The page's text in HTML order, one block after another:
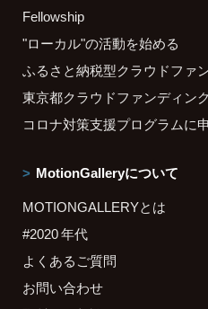
Fellowship
"ローカル"の活動を始める
ふるさと納税型クラウドファ
東京都クラウドファンディン
コロナ対策支援プログラムに
MotionGalleryについて
MOTIONGALLERYとは
#2020 年代
よくあるご質問
お問い合わせ